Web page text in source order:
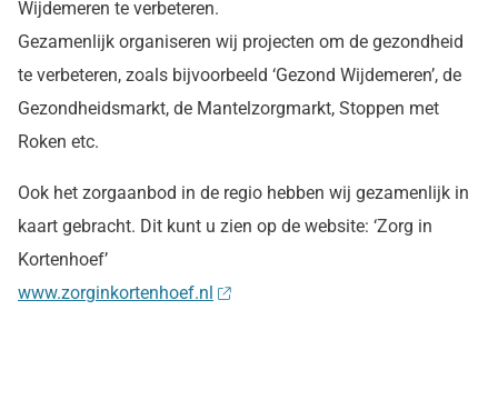
Wijdemeren te verbeteren.
Gezamenlijk organiseren wij projecten om de gezondheid
te verbeteren, zoals bijvoorbeeld ‘Gezond Wijdemeren’, de
Gezondheidsmarkt, de Mantelzorgmarkt, Stoppen met
Roken etc.
Ook het zorgaanbod in de regio hebben wij gezamenlijk in
kaart gebracht. Dit kunt u zien op de website: ‘Zorg in
Kortenhoef’
www.zorginkortenhoef.nl